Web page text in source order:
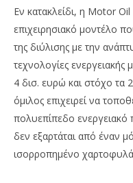
Εν κατακλείδι, η Motor
επιχειρησιακό μοντέλο
της διύλισης με την
τεχνολογίες
4 δισ. ευρώ και στόχο τα
όμιλος επιχειρεί να
πολυεπίπεδο
δεν εξαρτάται από έναν
ισορροπημένο